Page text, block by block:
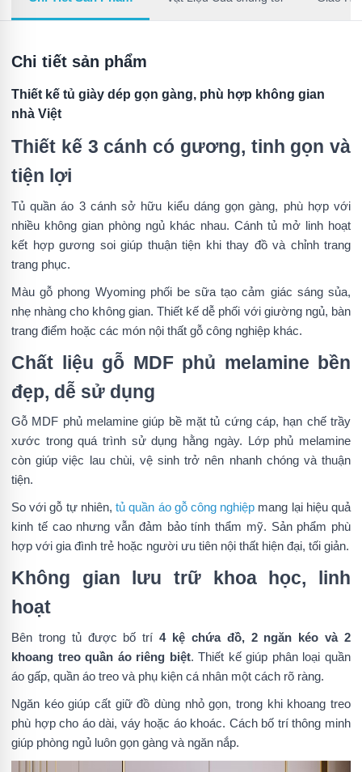
Chi tiết sản phẩm
Thiết kế tủ giày dép gọn gàng, phù hợp không gian
nhà Việt
Thiết kế 3 cánh có gương, tinh gọn và
tiện lợi
Tủ quần áo 3 cánh sở hữu kiểu dáng gọn gàng, phù hợp với
nhiều không gian phòng ngủ khác nhau. Cánh tủ mở linh hoạt
kết hợp gương soi giúp thuận tiện khi thay đồ và chỉnh trang
trang phục.
Màu gỗ phong Wyoming phối be sữa tạo cảm giác sáng sủa,
nhẹ nhàng cho không gian. Thiết kế dễ phối với giường ngủ, bàn
trang điểm hoặc các món nội thất gỗ công nghiệp khác.
Chất liệu gỗ MDF phủ melamine bền
đẹp, dễ sử dụng
Gỗ MDF phủ melamine giúp bề mặt tủ cứng cáp, hạn chế trầy
xước trong quá trình sử dụng hằng ngày. Lớp phủ melamine
còn giúp việc lau chùi, vệ sinh trở nên nhanh chóng và thuận
tiện.
So với gỗ tự nhiên,tủ quần áo gỗ công nghiệp mang lại hiệu quả
kinh tế cao nhưng vẫn đảm bảo tính thẩm mỹ. Sản phẩm phù
hợp với gia đình trẻ hoặc người ưu tiên nội thất hiện đại, tối giản.
Không gian lưu trữ khoa học, linh
hoạt
Bên trong tủ được bố trí4 kệ chứa đồ, 2 ngăn kéo và 2
khoang treo quần áo riêng biệt. Thiết kế giúp phân loại quần
áo gấp, quần áo treo và phụ kiện cá nhân một cách rõ ràng.
Ngăn kéo giúp cất giữ đồ dùng nhỏ gọn, trong khi khoang treo
phù hợp cho áo dài, váy hoặc áo khoác. Cách bố trí thông minh
giúp phòng ngủ luôn gọn gàng và ngăn nắp.